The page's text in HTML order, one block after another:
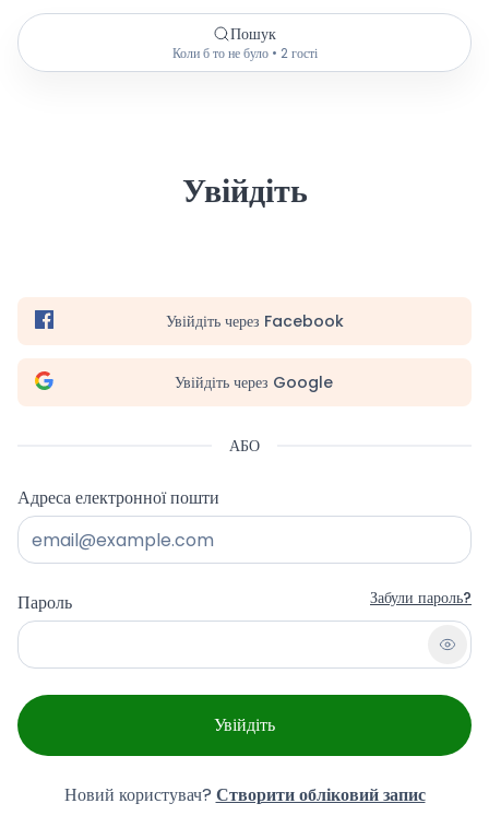
Пошук
Коли б то не було • 2 гості
Увійдіть
Увійдіть через Facebook
Увійдіть через Google
АБО
Адреса електронної пошти
Пароль Забули пароль?
Увійдіть
Новий користувач? Створити обліковий запис